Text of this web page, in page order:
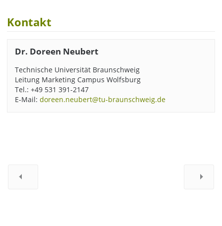
Kontakt
Dr. Doreen Neubert
Technische Universität Braunschweig
Leitung Marketing Campus Wolfsburg
Tel.: +49 531 391-2147
E-Mail: doreen.neubert@tu-braunschweig.de